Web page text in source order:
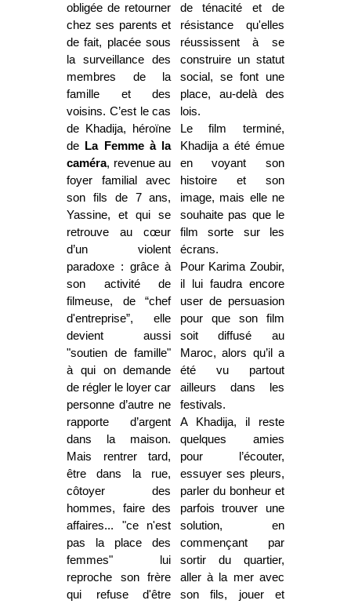
obligée de retourner
chez ses parents et
de fait, placée sous
la surveillance des
membres de la
famille et des
voisins. C’est le cas
de Khadija, héroïne
de
La Femme à la
caméra, revenue au
foyer familial avec
son fils de 7 ans,
Yassine, et qui se
retrouve au cœur
d’un violent
paradoxe : grâce à
son activité de
filmeuse, de “chef
d'entreprise”, elle
devient aussi
"soutien de famille"
à qui on demande
de régler le loyer car
personne d’autre ne
rapporte d’argent
dans la maison.
Mais rentrer tard,
être dans la rue,
côtoyer des
hommes, faire des
affaires... "ce n'est
pas la place des
femmes" lui
reproche son frère
qui refuse d'être
de ténacité et de
résistance qu'elles
réussissent à se
construire un statut
social, se font une
place, au-delà des
lois.
Le film terminé,
Khadija a été émue
en voyant son
histoire et son
image, mais elle ne
souhaite pas que le
film sorte sur les
écrans.
Pour Karima Zoubir,
il lui faudra encore
user de persuasion
pour que son film
soit diffusé au
Maroc, alors qu’il a
été vu partout
ailleurs dans les
festivals.
A Khadija, il reste
quelques amies
pour l’écouter,
essuyer ses pleurs,
parler du bonheur et
parfois trouver une
solution, en
commençant par
sortir du quartier,
aller à la mer avec
son fils, jouer et